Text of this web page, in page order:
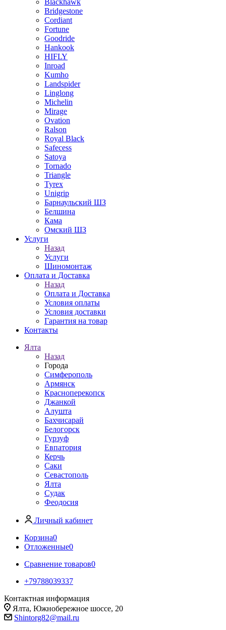
Blackhawk
Bridgestone
Cordiant
Fortune
Goodride
Hankook
HIFLY
Inroad
Kumho
Landspider
Linglong
Michelin
Mirage
Ovation
Ralson
Royal Black
Safecess
Satoya
Tornado
Triangle
Tyrex
Unigrip
Барнаульский ШЗ
Белшина
Кама
Омский ШЗ
Услуги
Назад
Услуги
Шиномонтаж
Оплата и Доставка
Назад
Оплата и Доставка
Условия оплаты
Условия доставки
Гарантия на товар
Контакты
Ялта
Назад
Города
Симферополь
Армянск
Красноперекопск
Джанкой
Алушта
Бахчисарай
Белогорск
Гурзуф
Евпатория
Керчь
Саки
Севастополь
Ялта
Судак
Феодосия
Личный кабинет
Корзина0
Отложенные0
Сравнение товаров0
+79788039337
Контактная информация
Ялта, Южнобережное шоссе, 20
Shintorg82@mail.ru